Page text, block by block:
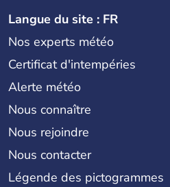
Langue du site : FR
Nos experts météo
Certificat d'intempéries
Alerte météo
Nous connaître
Nous rejoindre
Nous contacter
Légende des pictogrammes